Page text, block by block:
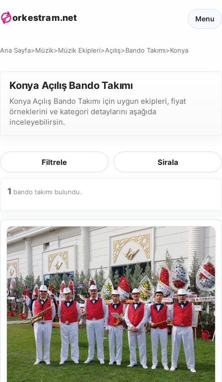
orkestram.net Menu
Ana Sayfa>Müzik>Müzik Ekipleri>Açılış>Bando Takımı>Konya
Konya Açılış Bando Takımı
Konya Açılış Bando Takımı için uygun ekipleri, fiyat
örneklerini ve kategori detaylarını aşağıda
inceleyebilirsin.
Filtrele Sirala
1 bando takımı bulundu.